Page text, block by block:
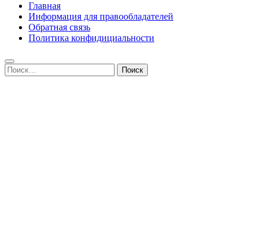
Главная
Информация для правообладателей
Обратная связь
Политика конфидициальности
Найти: